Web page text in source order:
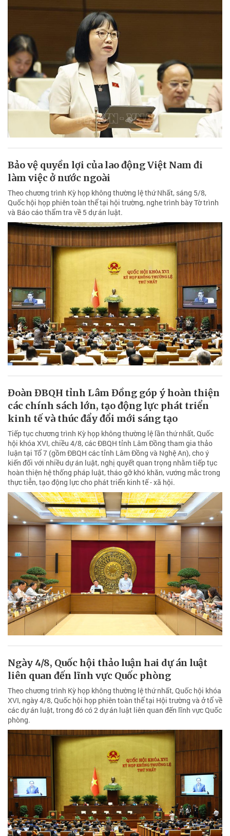
Bảo vệ quyền lợi của lao động Việt Nam đi
làm việc ở nước ngoài
Theo chương trình Kỳ họp không thường lệ thứ Nhất, sáng 5/8,
Quốc hội họp phiên toàn thể tại hội trường, nghe trình bày Tờ trình
và Báo cáo thẩm tra về 5 dự án luật.
Đoàn ĐBQH tỉnh Lâm Đồng góp ý hoàn thiện
các chính sách lớn, tạo động lực phát triển
kinh tế và thúc đẩy đổi mới sáng tạo
Tiếp tục chương trình Kỳ họp không thường lệ lần thứ nhất, Quốc
hội khóa XVI, chiều 4/8, các ĐBQH tỉnh Lâm Đồng tham gia thảo
luận tại Tổ 7 (gồm ĐBQH các tỉnh Lâm Đồng và Nghệ An), cho ý
kiến đối với nhiều dự án luật, nghị quyết quan trọng nhằm tiếp tục
hoàn thiện hệ thống pháp luật, tháo gỡ khó khăn, vướng mắc trong
thực tiễn, tạo động lực cho phát triển kinh tế - xã hội.
Ngày 4/8, Quốc hội thảo luận hai dự án luật
liên quan đến lĩnh vực Quốc phòng
Theo chương trình Kỳ họp không thường lệ thứ nhất, Quốc hội khóa
XVI, ngày 4/8, Quốc hội họp phiên toàn thể tại Hội trường và ở tổ về
các dự án luật, trong đó có 2 dự án luật liên quan đến lĩnh vực Quốc
phòng.